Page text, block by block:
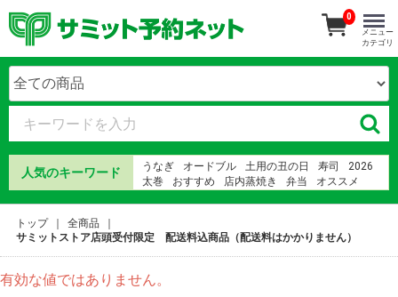
人気のキーワード うなぎ オードブル 土用の丑の日 寿司
2026
太巻
おすすめ 店内蒸焼き 弁当
オススメ
0
メニュー
カテゴリ
トップ
全商品
サミットストア店頭受付限定 配送料込商品（配送料はかかりません）
有効な値ではありません。